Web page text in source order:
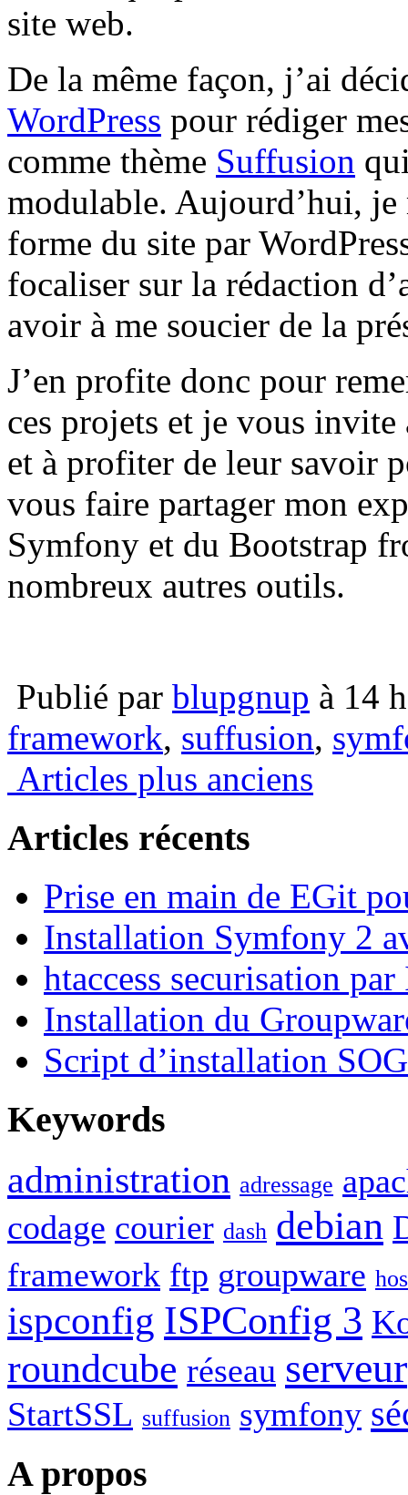
site web.
De la même façon, j’ai
WordPress pour rédiger
comme thème Suffusion
modulable. Aujourd’hui, je
forme du site par
focaliser sur la rédaction
avoir à me soucier de la
J’en profite donc pour
ces projets et je vous
et à profiter de leur savoir
vous faire partager mon
Symfony et du Bootstrap
nombreux autres outils.
Publié par blupgnup à 14
framework, suffusion,
Articles plus anciens
Articles récents
Prise en main de EGit
Installation Symfony 2
htaccess securisation
Installation du
Script d’installation
Keywords
administration adressage
codage courier dash debian
framework ftp groupware
ispconfig ISPConfig 3
roundcube réseau serveur
StartSSL suffusion symfony
A propos